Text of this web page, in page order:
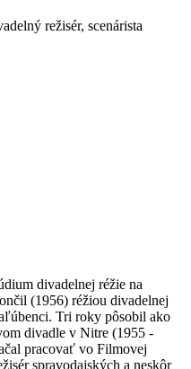
režisér, scenárista
divadelnej réžie na
(1956) réžiou divadelnej
Tri roky pôsobil ako
divadle v Nitre (1955 -
pracovať vo Filmovej
spravodajských a neskôr